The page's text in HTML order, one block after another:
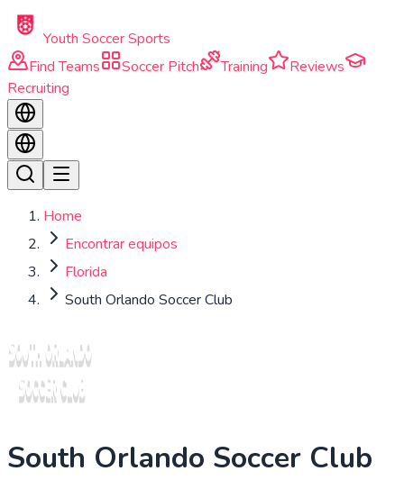
Skip to main content
Youth Soccer Sports
Find Teams
Soccer Pitch Training
Reviews
Recruiting
Home
Encontrar equipos
Florida
South Orlando Soccer Club
South Orlando Soccer Club